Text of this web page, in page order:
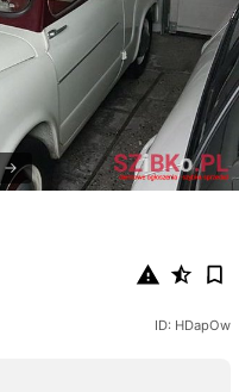
ID: HDapOw